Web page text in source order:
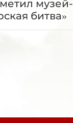
музей-
битва»